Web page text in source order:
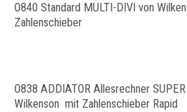
O840 Standard MULTI-DIVI von
Zahlenschieber
O838 ADDIATOR Allesrechner
Wilkenson mit Zahlenschieber Rapid